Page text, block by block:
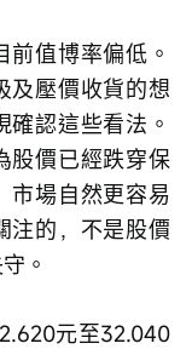
值博率偏低。
及壓價收貨的想
認這些看法。
股價已經跌穿保
市場自然更容易
注的，不是股價
。
元至32.040